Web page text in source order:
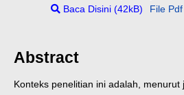
Baca Disini (42kB)
File
Abstract
Konteks penelitian ini adalah, menurut